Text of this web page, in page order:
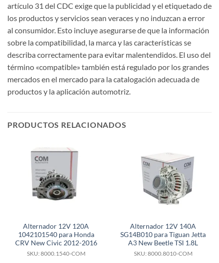
artículo 31 del CDC exige que la publicidad y el etiquetado de
los productos y servicios sean veraces y no induzcan a error
al consumidor. Esto incluye asegurarse de que la información
sobre la compatibilidad, la marca y las características se
describa correctamente para evitar malentendidos. El uso del
término «compatible» también está regulado por los grandes
mercados en el mercado para la catalogación adecuada de
productos y la aplicación automotriz.
PRODUCTOS RELACIONADOS
Alternador 12V 120A
1042101540 para Honda
CRV New Civic 2012-2016
SKU: 8000.1540-COM
Alternador 12V 140A
SG14B010 para Tiguan Jetta
A3 New Beetle TSI 1.8L
SKU: 8000.8010-COM